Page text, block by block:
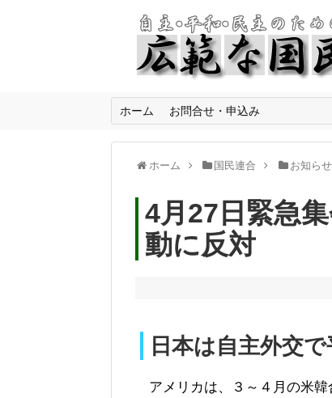
ホーム お問合せ・申込み
ホーム 国民連合 お知ら
4月27日緊急
動に反対
日本は自主外交
アメリカは、３～４月の米韓